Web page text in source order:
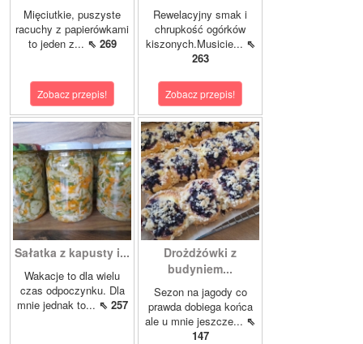
Mięciutkie, puszyste
racuchy z papierówkami
to jeden z... ⇖ 269
Zobacz przepis!
Rewelacyjny smak i
chrupkość ogórków
kiszonych.Musicie... ⇖
263
Zobacz przepis!
Sałatka z kapusty i...
Wakacje to dla wielu
czas odpoczynku. Dla
mnie jednak to... ⇖ 257
Drożdżówki z
budyniem...
Sezon na jagody co
prawda dobiega końca
ale u mnie jeszcze... ⇖
147